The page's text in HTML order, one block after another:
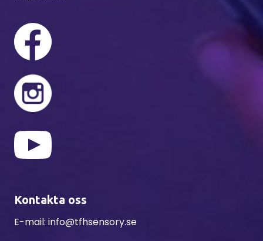
Kontakta oss
E-mail: info@tfhsensory.se